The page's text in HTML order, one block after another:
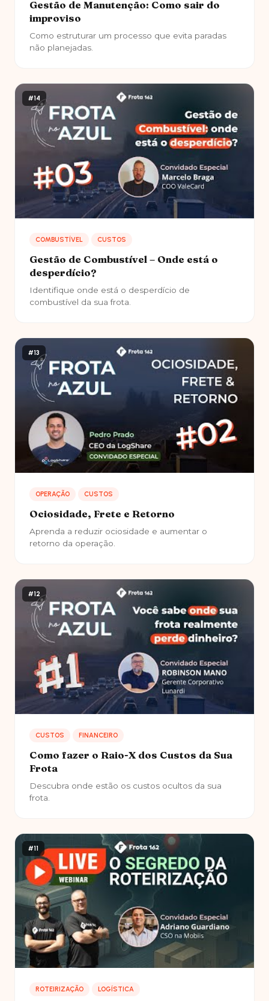
Gestão de Manutenção: Como sair do
improviso
Como estruturar um processo que evita paradas
não planejadas.
#14
COMBUSTÍVEL CUSTOS
Gestão de Combustível – Onde está o
desperdício?
Identifique onde está o desperdício de
combustível da sua frota.
#13
OPERAÇÃO CUSTOS
Ociosidade, Frete e Retorno
Aprenda a reduzir ociosidade e aumentar o
retorno da operação.
#12
CUSTOS FINANCEIRO
Como fazer o Raio-X dos Custos da Sua
Frota
Descubra onde estão os custos ocultos da sua
frota.
#11
ROTEIRIZAÇÃO LOGÍSTICA